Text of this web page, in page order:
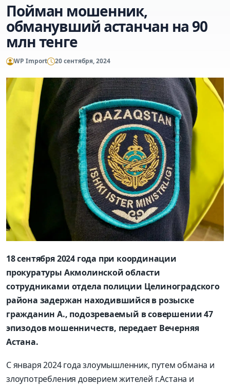
Пойман мошенник,
обманувший астанчан на 90
млн тенге
WP Import 20 сентября, 2024
18 сентября 2024 года при координации
прокуратуры Акмолинской области
сотрудниками отдела полиции Целиноградского
района задержан находившийся в розыске
гражданин А., подозреваемый в совершении 47
эпизодов мошенничеств, передает Вечерняя
Астана.
С января 2024 года злоумышленник, путем обмана и
злоупотребления доверием жителей г.Астана и